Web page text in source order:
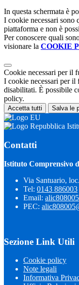
In questa schermata è
I cookie necessari sono
piattaforma e non è
Per conoscere quali
visionare la COOKIE
Cookie necessari per il
I cookie necessari per il
disabilitati. È possibile
policy.
Accetta tutti Salva le
Contatti
Istituto Comprensivo
Via Santuario,
Tel: 0143 886003
Email:
PEC:
Sezione Link Utili
Cookie policy
Note legali
Informativa